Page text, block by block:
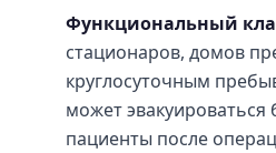
Функциональный
стационаров, домов
круглосуточным
может
пациенты после